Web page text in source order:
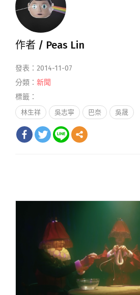
作者 / Peas Lin
發表：2014-11-07
分類： 新聞
標籤：
林生祥 吳志寧 巴奈 吳晟